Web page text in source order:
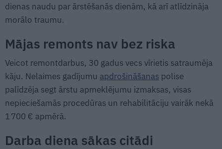
dienas naudu par ārstēšanās dienām, kā arī atlīdzināja
morālo traumu.
Mājas remonts nav bez riska
Veicot remontdarbus, 30 gadus vecs vīrietis satraumēja
kāju. Nelaimes gadījumu apdrošināšanas polise
palīdzēja segt ārstu apmeklējumu izmaksas, visas
nepieciešamās procedūras un rehabilitāciju vairāk nekā
1 700 € apmērā.
Darba diena sākas citādi